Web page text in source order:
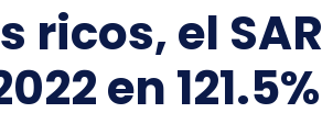
el SAR
en 121.5%